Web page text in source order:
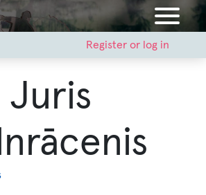
Register or log in
Juris